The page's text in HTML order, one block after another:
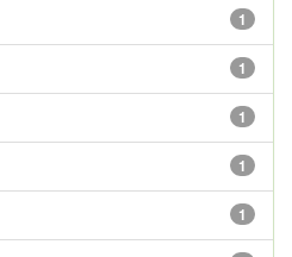
1
1
1
1
1